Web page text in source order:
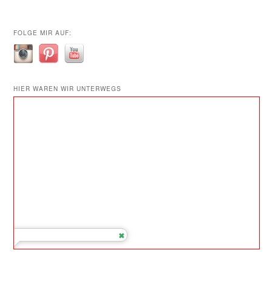
FOLGE MIR AUF:
HIER WAREN WIR UNTERWEGS